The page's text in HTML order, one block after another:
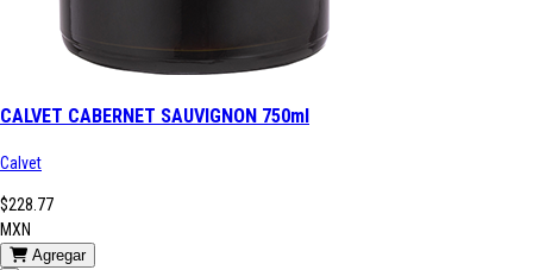
CALVET CABERNET SAUVIGNON 750ml
Calvet
$228.77
MXN
Agregar